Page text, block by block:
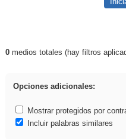
Resultados de:
0medios totales (hay filtros
Opciones adicionales:
Mostrar protegidos por
Incluir palabras similares